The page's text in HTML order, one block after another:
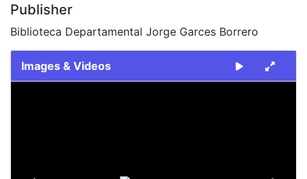
Publisher
Biblioteca Departamental Jorge Garces Borrero
Images & Videos